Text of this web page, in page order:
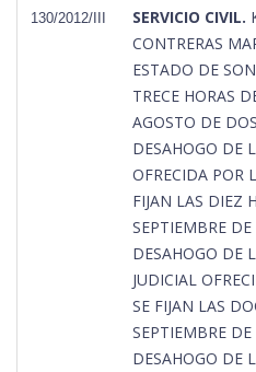
130/2012/III SERVICIO CIVIL.
CONTRERAS
ESTADO DE
TRECE HORAS
AGOSTO DE
DESAHOGO DE
OFRECIDA POR
FIJAN LAS DIEZ
SEPTIEMBRE
DESAHOGO DE
JUDICIAL
SE FIJAN LAS
SEPTIEMBRE
DESAHOGO DE